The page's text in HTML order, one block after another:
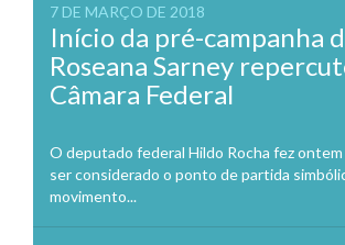
7 DE MARÇO DE 2018
Início da pré-campanha
Roseana Sarney
Câmara Federal
O deputado federal Hildo Rocha fez
ser considerado o ponto de partida
movimento...